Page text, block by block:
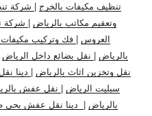
تنظيف مكيفات بالخرج | شركة
وتعقيم مكاتب بالرياض | شركة
العروس | فك وتركيب مكيفات
بالرياض | نقل بضائع داخل الرياض
نقل وتخزين اثاث بالرياض | دينا
سبليت الرياض | نقل عفش بالرياض
بالرياض | دينا نقل عفش بحي